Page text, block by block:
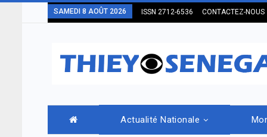
SAMEDI 8 AOÛT 2026 ISSN 2712-6536 CONTACTEZ-NOUS
Actualité Nationale